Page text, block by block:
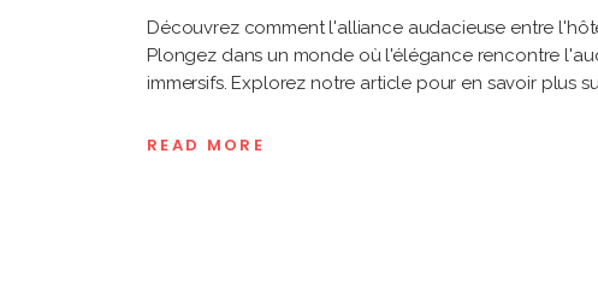
Découvrez comment l'alliance audacieuse entre
Plongez dans un monde où l'élégance rencontre
immersifs. Explorez notre article pour en savoir plus
READ MORE